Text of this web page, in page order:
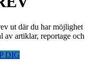
ut där du har möjlighet
av artiklar, reportage och
DIG